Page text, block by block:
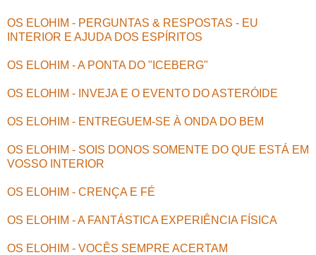
OS ELOHIM - PERGUNTAS & RESPOSTAS - EU
INTERIOR E AJUDA DOS ESPÍRITOS
OS ELOHIM - A PONTA DO "ICEBERG"
OS ELOHIM - INVEJA E O EVENTO DO ASTERÓIDE
OS ELOHIM - ENTREGUEM-SE À ONDA DO BEM
OS ELOHIM - SOIS DONOS SOMENTE DO QUE ESTÁ EM
VOSSO INTERIOR
OS ELOHIM - CRENÇA E FÉ
OS ELOHIM - A FANTÁSTICA EXPERIÊNCIA FÍSICA
OS ELOHIM - VOCÊS SEMPRE ACERTAM